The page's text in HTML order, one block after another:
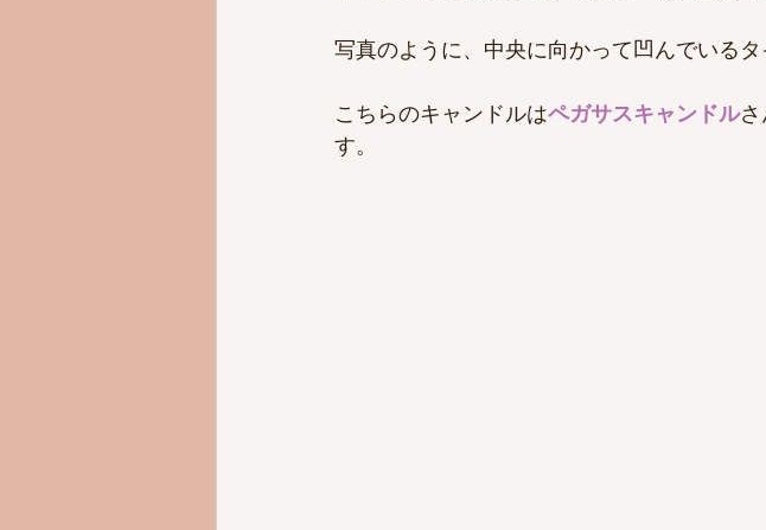
写真のように、中央に向かって凹んでいる
こちらのキャンドルはペガサスキャンドル
す。